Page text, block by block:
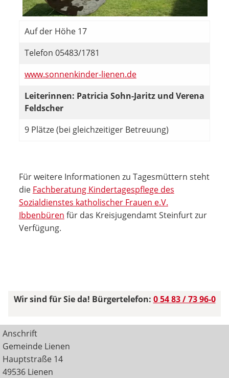
Auf der Höhe 17
Telefon 05483/1781
www.sonnenkinder-lienen.de
Leiterinnen: Patricia Sohn-Jaritz und Verena
Feldscher
9 Plätze (bei gleichzeitiger Betreuung)
Für weitere Informationen zu Tagesmüttern steht
die Fachberatung Kindertagespflege des
Sozialdienstes katholischer Frauen e.V.
Ibbenbüren für das Kreisjugendamt Steinfurt zur
Verfügung.
Wir sind für Sie da! Bürgertelefon: 0 54 83 / 73 96-0
Anschrift
Gemeinde Lienen
Hauptstraße 14
49536 Lienen